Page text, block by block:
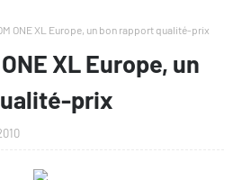
ONE XL Europe, un bon rapport qualité-prix
ONE XL Europe, un
prix